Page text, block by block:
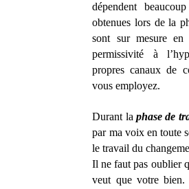
dépendent
obtenues lors de la
sont sur mesure
permissivité à
propres canaux de
vous employez.
Durant laphase de
par ma voix en toute
le travail du
Il ne faut pas oublier
veut que votre